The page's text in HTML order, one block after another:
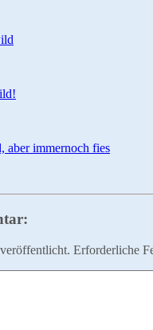
aber immernoch fies
Erforderliche